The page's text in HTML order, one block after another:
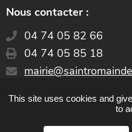
Nous contacter :
04 74 05 82 66
04 74 05 85 18
E-
:
This site uses cookies and
to